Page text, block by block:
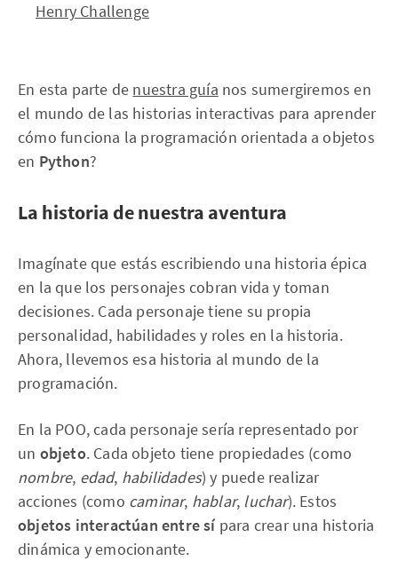
Henry Challenge
En esta parte de nuestra guía nos sumergiremos en
el mundo de las historias interactivas para aprender
cómo funciona la programación orientada a objetos
en Python?
La historia de nuestra aventura
Imagínate que estás escribiendo una historia épica
en la que los personajes cobran vida y toman
decisiones. Cada personaje tiene su propia
personalidad, habilidades y roles en la historia.
Ahora, llevemos esa historia al mundo de la
programación.
En la POO, cada personaje sería representado por
un objeto. Cada objeto tiene propiedades (como
nombre, edad, habilidades) y puede realizar
acciones (como caminar, hablar, luchar). Estos
objetos interactúan entre sí para crear una historia
dinámica y emocionante.